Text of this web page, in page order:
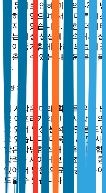
이 문제로 인해 미국의 42%
생하고 있으며, 서로 다른 시
워지고 있습니다. 또한, 데이
려는 시장 성장에 계속해서
협이 증가함에 따라, 의료 제
노출할 수 있는 새로운 플랫
다.
시장 기회
이 시장은 미래 확장을 위한
및 아프리카의 신흥 시장은
고 있어 임상 분석 플랫폼 도
고 있습니다. 더욱이, AI 및
합은 상당한 잠재력을 제공합
강력한 사이버 보안 조치를
있어 더 많은 의료 제공자들
도할 수 있습니다.